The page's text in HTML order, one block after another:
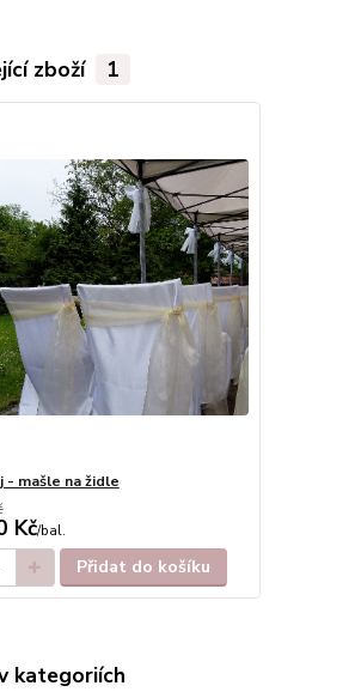
zboží 1
- mašle na židle
Kč/bal.
Přidat do košíku
kategoriích